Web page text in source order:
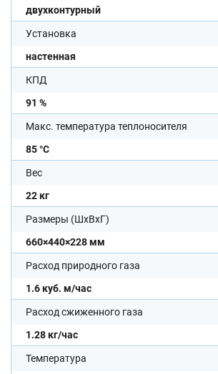
двухконтурный
Установка
настенная
КПД
91 %
Макс. температура теплоносителя
85 °С
Вес
22 кг
Размеры (ШхВхГ)
660×440×228 мм
Расход природного газа
1.6 куб. м/час
Расход сжиженного газа
1.28 кг/час
Температура